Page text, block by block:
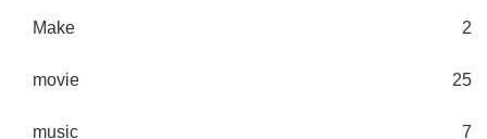
Make 2
movie 25
music 7